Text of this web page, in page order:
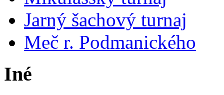
Jarný šachový turnaj
Meč r. Podmanického
Iné